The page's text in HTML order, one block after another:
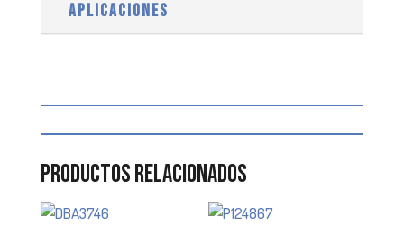
APLICACIONES
Productos relacionados